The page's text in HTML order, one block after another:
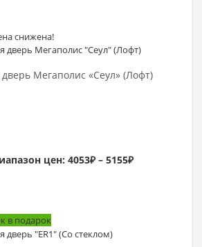
снижена!
Мегаполис «Сеул» (Лофт)
цен: 4053₽ – 5155₽
Выбрать >
в подарок
Выбрать >